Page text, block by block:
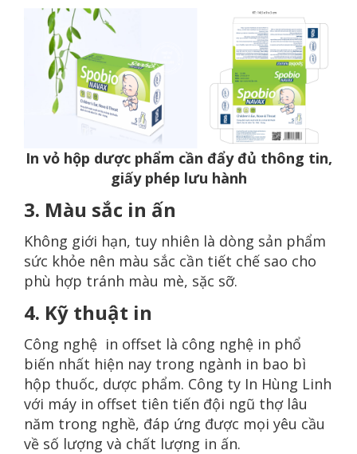
In vỏ hộp dược phẩm cần đẩy đủ thông tin,
giấy phép lưu hành
3. Màu sắc in ấn
Không giới hạn, tuy nhiên là dòng sản phẩm
sức khỏe nên màu sắc cần tiết chế sao cho
phù hợp tránh màu mè, sặc sỡ.
4. Kỹ thuật in
Công nghệ in offset là công nghệ in phổ
biến nhất hiện nay trong ngành in bao bì
hộp thuốc, dược phẩm. Công ty In Hùng Linh
với máy in offset tiên tiến đội ngũ thợ lâu
năm trong nghề, đáp ứng được mọi yêu cầu
về số lượng và chất lượng in ấn.